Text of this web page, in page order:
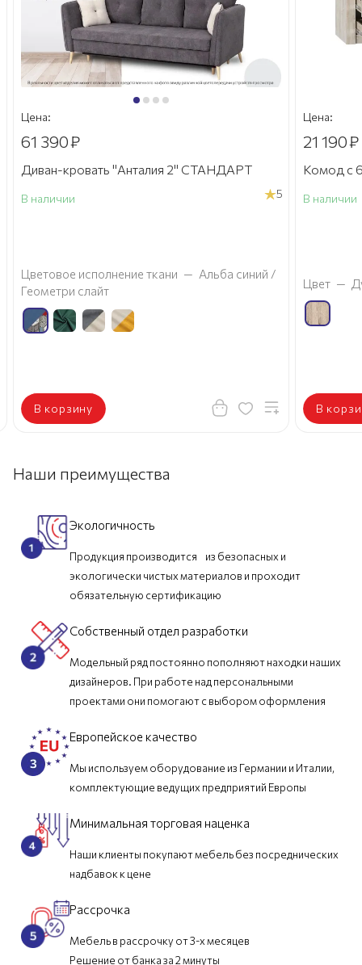
Цена:
61 390₽
Диван-кровать "Анталия 2" СТАНДАРТ
В наличии 5
Цветовое исполнение ткани — Альба синий /
Геометри слайт
В корзину
Цена:
21 190₽
Комод с
В наличии
Цвет —
В
Наши преимущества
Экологичность
Продукция производится из безопасных и
экологически чистых материалов и проходит
обязательную сертификацию
Собственный отдел разработки
Модельный ряд постоянно пополняют находки наших
дизайнеров. При работе над персональными
проектами они помогают с выбором оформления
Европейское качество
Мы используем оборудование из Германии и Италии,
комплектующие ведущих предприятий Европы
Минимальная торговая наценка
Наши клиенты покупают мебель без посреднических
надбавок к цене
Рассрочка
Мебель в рассрочку от 3-х месяцев
Решение от банка за 2 минуты